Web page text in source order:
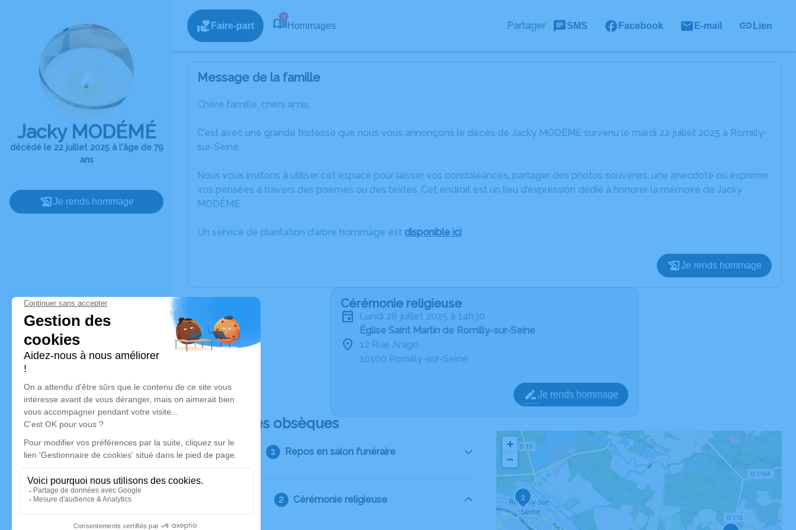
Jacky MODÉMÉ
décédé le 22 juillet 2025 à l'âge de 79
ans
Je rends hommage
Faire-part
8
Hommages Partager SMS Facebook E-mail Lien
Message de la famille
Chère famille, chers amis,
C’est avec une grande tristesse que nous vous annonçons le décès de Jacky MODÉMÉ survenu le mardi 22 juillet 2025 à Romilly-
sur-Seine.
Nous vous invitons à utiliser cet espace pour laisser vos condoléances, partager des photos souvenirs, une anecdote ou exprimer
vos pensées à travers des poèmes ou des textes. Cet endroit est un lieu d'expression dédié à honorer la mémoire de Jacky
MODÉMÉ.
Un service de plantation d’arbre hommage est disponible ici.
Je rends hommage
Cérémonie religieuse
lundi 28 juillet 2025 à 14h30
Église Saint Martin de Romilly-sur-Seine
12 Rue Arago
10100 Romilly-sur-Seine
Je rends hommage
Déroulé des obsèques
Repos en salon funéraire
Cérémonie religieuse 2
+
−